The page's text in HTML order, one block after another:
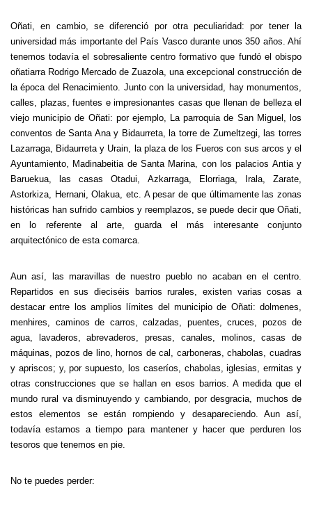
Oñati, en cambio, se diferenció por otra peculiaridad: por tener la
universidad más importante del País Vasco durante unos 350 años. Ahí
tenemos todavía el sobresaliente centro formativo que fundó el obispo
oñatiarra Rodrigo Mercado de Zuazola, una excepcional construcción de
la época del Renacimiento. Junto con la universidad, hay monumentos,
calles, plazas, fuentes e impresionantes casas que llenan de belleza el
viejo municipio de Oñati: por ejemplo, La parroquia de San Miguel, los
conventos de Santa Ana y Bidaurreta, la torre de Zumeltzegi, las torres
Lazarraga, Bidaurreta y Urain, la plaza de los Fueros con sus arcos y el
Ayuntamiento, Madinabeitia de Santa Marina, con los palacios Antia y
Baruekua, las casas Otadui, Azkarraga, Elorriaga, Irala, Zarate,
Astorkiza, Hernani, Olakua, etc. A pesar de que últimamente las zonas
históricas han sufrido cambios y reemplazos, se puede decir que Oñati,
en lo referente al arte, guarda el más interesante conjunto
arquitectónico de esta comarca.
Aun así, las maravillas de nuestro pueblo no acaban en el centro.
Repartidos en sus dieciséis barrios rurales, existen varias cosas a
destacar entre los amplios límites del municipio de Oñati: dolmenes,
menhires, caminos de carros, calzadas, puentes, cruces, pozos de
agua, lavaderos, abrevaderos, presas, canales, molinos, casas de
máquinas, pozos de lino, hornos de cal, carboneras, chabolas, cuadras
y apriscos; y, por supuesto, los caseríos, chabolas, iglesias, ermitas y
otras construcciones que se hallan en esos barrios. A medida que el
mundo rural va disminuyendo y cambiando, por desgracia, muchos de
estos elementos se están rompiendo y desapareciendo. Aun así,
todavía estamos a tiempo para mantener y hacer que perduren los
tesoros que tenemos en pie.
No te puedes perder: